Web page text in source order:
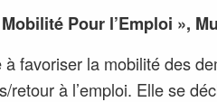
Pour l’Emploi »,
à favoriser la mobilité des
retour à l’emploi. Elle se